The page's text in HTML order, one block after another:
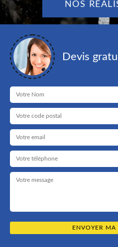
NOS
Devis